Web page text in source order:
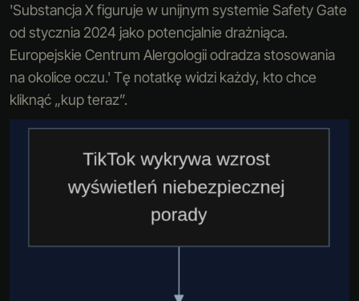
'Substancja X figuruje w unijnym systemie Safety Gate
od stycznia 2024 jako potencjalnie drażniąca.
Europejskie Centrum Alergologii odradza stosowania
na okolice oczu.' Tę notatkę widzi każdy, kto chce
kliknąć „kup teraz”.